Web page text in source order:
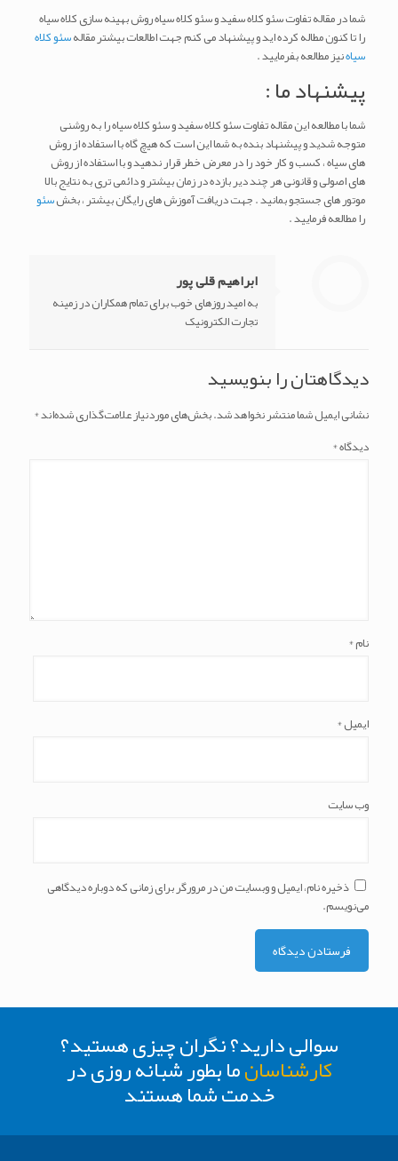
شما در مقاله تفاوت سئو کلاه سفید و سئو کلاه سیاه روش بهینه سازی کلاه سیاه
را تا کنون مطاله کرده اید و پیشنهاد می کنم جهت اطالعات بیشتر مقالهسئو کلاه
سیاهنیز مطالعه بفرمایید .
پیشنهاد ما :
شما با مطالعه این مقاله تفاوت سئو کلاه سفید و سئو کلاه سیاه را به روشنی
متوجه شدید و پیشنهاد بنده به شما این است که هیچ گاه با استفاده از روش
های سیاه ، کسب و کار خود را در معرض خطر قرار ندهید و با استفاده از روش
های اصولی و قانونی هر چند دیر بازده در زمان بیشتر و دائمی تری به نتایج بالا
موتور های جستجو بمانید . جهت دریافت آموزش های رایگان بیشتر ، بخشسئو
را مطالعه فرمایید .
ابراهیم قلی پور
به امید روزهای خوب برای تمام همکاران در زمینه
تجارت الکترونیک
دیدگاهتان را بنویسید
نشانی ایمیل شما منتشر نخواهد شد.بخش‌های موردنیاز علامت‌گذاری شده‌اند*
دیدگاه*
نام*
ایمیل*
وب‌ سایت
ذخیره نام، ایمیل و وبسایت من در مرورگر برای زمانی که دوباره دیدگاهی
می‌نویسم.
سوالی دارید؟ نگران چیزی هستید؟
کارشناسانما بطور شبانه روزی در
خدمت شما هستند